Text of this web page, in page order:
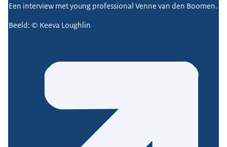
Een interview met young professional Venne van den Boomen.
Beeld: © Keeva Loughlin